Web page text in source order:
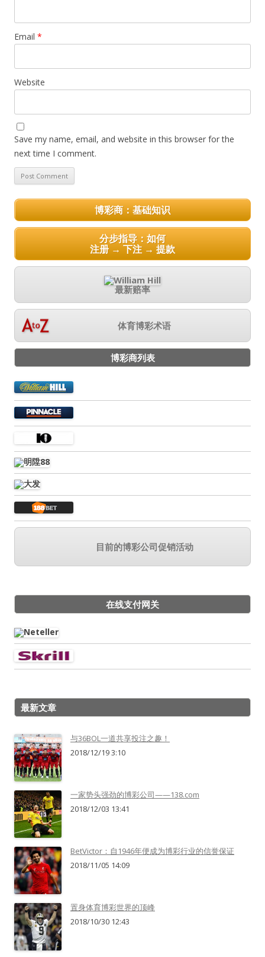
Email *
Website
Save my name, email, and website in this browser for the
next time I comment.
博彩商：基础知识
分步指导：如何
注册 → 下注 → 提款
最新赔率
体育博彩术语
博彩商列表
目前的博彩公司促销活动
在线支付网关
最新文章
与36BOL一道共享投注之趣！
2018/12/19 3:10
一家势头强劲的博彩公司——138.com
2018/12/03 13:41
BetVictor：自1946年便成为博彩行业的信誉保证
2018/11/05 14:09
置身体育博彩世界的顶峰
2018/10/30 12:43